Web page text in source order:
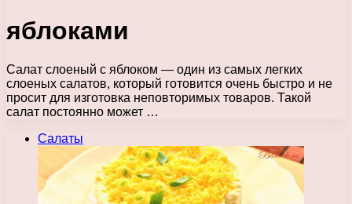
яблоками
Салат слоеный с яблоком — один из самых легких
слоеных салатов, который готовится очень быстро и не
просит для изготовка неповторимых товаров. Такой
салат постоянно может …
Салаты